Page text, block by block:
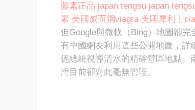
藤素正品 japan tengsu japan
素 美國威而鋼viagra 美國犀利士
但Google與微軟（Bing）地圖卻
有中國網友利用這些公開地圖，
德總統視導清水的精確營區地點。
灣目前卻對此毫無管理。